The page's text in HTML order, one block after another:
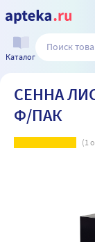
Каталог
СЕННА
Ф/ПАК
(1